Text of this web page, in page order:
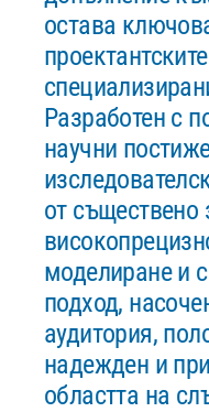
остава
Разработен с
научни
от съществено
моделиране и
подход,
аудитория,
надежден и
областта на